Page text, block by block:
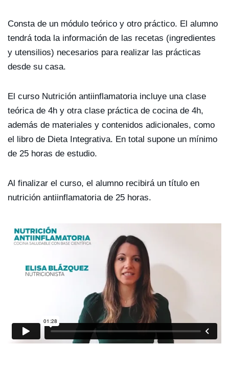
Consta de un módulo teórico y otro práctico. El alumno
tendrá toda la información de las recetas (ingredientes
y utensilios) necesarios para realizar las prácticas
desde su casa.
El curso Nutrición antiinflamatoria incluye una clase
teórica de 4h y otra clase práctica de cocina de 4h,
además de materiales y contenidos adicionales, como
el libro de Dieta Integrativa. En total supone un mínimo
de 25 horas de estudio.
Al finalizar el curso, el alumno recibirá un título en
nutrición antiinflamatoria de 25 horas.